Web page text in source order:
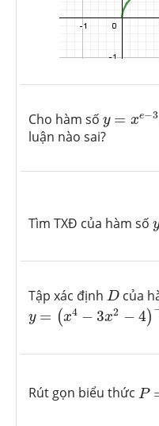
Cho hàm số y = xe−3
−3
luận nào sai?
Tìm TXĐ của hàm số y
Tập xác định D
D của
y = (x4 − 3x2 − 4)
y=(x4−3x2−4) −2
Rút gọn biểu thức P